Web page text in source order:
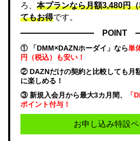
ろ、 本プランなら月額3,480円
てもお得です。
POINT
① 「DMM×DAZNホーダイ」なら単
円（税込）も安い！
② DAZNだけの契約と比較しても月
に楽しめる！
③ 新規入会月から最大3カ月間、
「
ポイント付与！
お申し込み特設